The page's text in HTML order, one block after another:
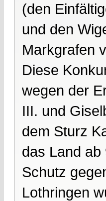
(den
und den
Markgrafen
Diese
wegen der
III. und
dem Sturz
das Land
Schutz
Lothringen